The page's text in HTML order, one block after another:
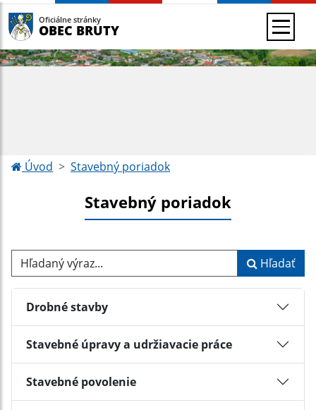
Oficiálne stránky
OBEC BRUTY
Úvod Stavebný poriadok
Stavebný poriadok
Hľadaný výraz... Hľadať
Drobné stavby
Stavebné úpravy a udržiavacie práce
Stavebné povolenie